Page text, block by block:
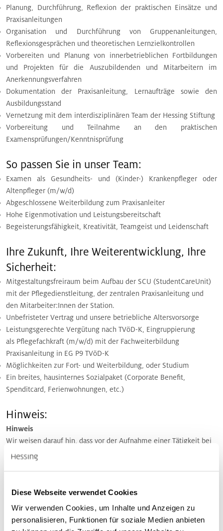
Diese Webseite verwendet Cookies
Wir verwenden Cookies, um Inhalte und Anzeigen zu
personalisieren, Funktionen für soziale Medien anbieten
Planung, Durchführung, Reflexion der praktischen Einsätze und
Praxisanleitungen
Organisation und Durchführung von Gruppenanleitungen,
Reflexionsgesprächen und theoretischen Lernzielkontrollen
Vorbereiten und Planung von innerbetrieblichen Fortbildungen
und Projekten für die Auszubildenden und Mitarbeitern im
Anerkennungsverfahren
Dokumentation der Praxisanleitung, Lernaufträge sowie den
Ausbildungsstand
Vernetzung mit dem interdisziplinären Team der Hessing Stiftung
Vorbereitung und Teilnahme an den praktischen
Examensprüfungen/Kenntnisprüfung
So passen Sie in unser Team:
Examen als Gesundheits- und (Kinder-) Krankenpfleger oder
Altenpfleger (m/w/d)
Abgeschlossene Weiterbildung zum Praxisanleiter
Hohe Eigenmotivation und Leistungsbereitschaft
Begeisterungsfähigkeit, Kreativität, Teamgeist und Leidenschaft
Ihre Zukunft, Ihre Weiterentwicklung, Ihre
Sicherheit:
Mitgestaltungsfreiraum beim Aufbau der SCU (StudentCareUnit)
mit der Pflegedienstleitung, der zentralen Praxisanleitung und
den Mitarbeiter:Innen der Station.
Unbefristeter Vertrag und unsere betriebliche Altersvorsorge
Leistungsgerechte Vergütung nach TVöD-K, Eingruppierung
als Pflegefachkraft (m/w/d) mit der Fachweiterbildung
Praxisanleitung in EG P9 TVöD-K
Möglichkeiten zur Fort- und Weiterbildung, oder Studium
Ein breites, hausinternes Sozialpaket (Corporate Benefit,
Spenditcard, Ferienwohnungen, etc.)
Hinweis:
Hinweis
Wir weisen darauf hin, dass vor der Aufnahme einer Tätigkeit bei
der Hessing Stiftung, ein ausreichender Impfschutz oder
(Referentin der Pflegedienstleitung) unter: 0821/90980828.